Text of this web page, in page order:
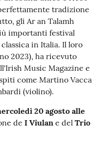
tradizione
gli Ar an Talamh
importanti festival
in Italia. Il loro
2023), ha ricevuto
Music Magazine e
come Martino Vacca
(violino).
20 agosto alle
de I Viulan e del Trio